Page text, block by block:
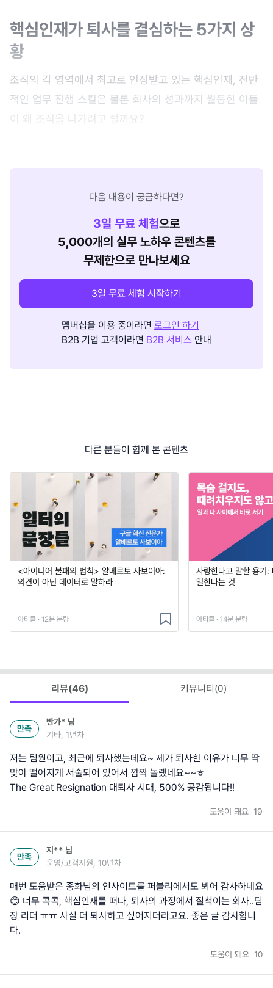
핵심인재가 퇴사를 결심하는 5가지 상
황
조직의 각 영역에서 최고로 인정받고 있는 핵심인재, 전반
적인 업무 진행 스킬은 물론 회사의 성과까지 월등한 이들
이 왜 조직을 나가려고 할까요?
다음 내용이 궁금하다면?
3일 무료 체험으로
5,000개의 실무 노하우 콘텐츠를
무제한으로 만나보세요
3일 무료 체험 시작하기
멤버십을 이용 중이라면 로그인 하기
B2B 기업 고객이라면 B2B 서비스 안내
다른 분들이 함께 본 콘텐츠
<아이디어 불패의 법칙> 알베르토 사보이아:
의견이 아닌 데이터로 말하라
아티클 · 12분 분량
사랑한다고 말할 용기:
일한다는 것
아티클 · 14분 분량
리뷰(46) 커뮤니티(0)
만족
반가* 님
기타, 1년차
저는 팀원이고, 최근에 퇴사했는데요~ 제가 퇴사한 이유가 너무 딱
맞아 떨어지게 서술되어 있어서 깜짝 놀랬네요~~ㅎ
The Great Resignation 대퇴사 시대, 500% 공감됩니다!!
도움이 돼요 19
만족
지** 님
운영/고객지원, 10년차
매번 도움받은 종화님의 인사이트를 퍼블리에서도 뵈어 감사하네요
😊 너무 콕콕, 핵심인재를 떠나, 퇴사의 과정에서 질척이는 회사..팀
장 리더 ㅠㅠ 사실 더 퇴사하고 싶어지더라고요. 좋은 글 감사합니
다.
도움이 돼요 10